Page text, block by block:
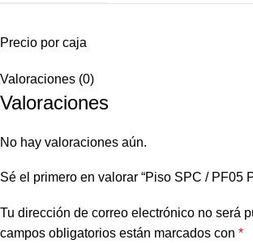
Precio por caja
Valoraciones (0)
Valoraciones
No hay valoraciones aún.
Sé el primero en valorar “Piso SPC / PF05
Tu dirección de correo electrónico no será
campos obligatorios están marcados con *